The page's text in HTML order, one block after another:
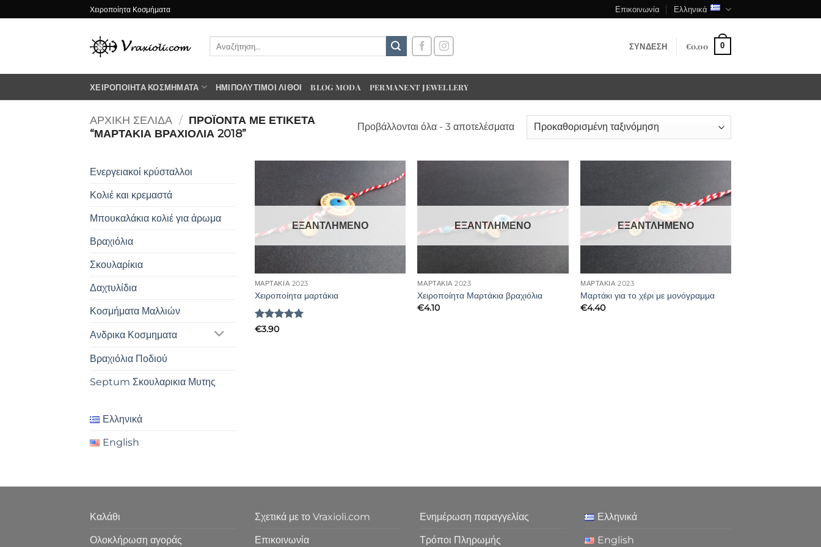
στο
Χειροποίητα Κοσμήματα Επικοινωνία Ελληνικά
ΣΎΝΔΕΣΗ €0.00 0
ΧΕΙΡΟΠΟΊΗΤΑ ΚΟΣΜΉΜΑΤΑ ΗΜΙΠΟΛΎΤΙΜΟΙ ΛΊΘΟΙ BLOG MODA PERMANENT JEWELLERY
ΑΡΧΙΚΉ ΣΕΛΊΔΑ / ΠΡΟΪΌΝΤΑ ΜΕ ΕΤΙΚΈΤΑ
“ΜΑΡΤΑΚΙΑ ΒΡΑΧΙΟΛΙΑ 2018”
Προβάλλονται όλα - 3 αποτελέσματα
Ενεργειακοί κρύσταλλοι
Κολιέ και κρεμαστά
Μπουκαλάκια κολιέ για άρωμα
Βραχιόλια
Σκουλαρίκια
Δαχτυλίδια
Κοσμήματα Μαλλιών
Ανδρικα Κοσμηματα
Βραχιόλια Ποδιού
Septum Σκουλαρικια Μυτης
Ελληνικά
English
ΕΞΑΝΤΛΗΜΈΝΟ
ΜΑΡΤΑΚΙΑ 2023
Χειροποίητα μαρτάκια
Βαθμολογήθηκε
€3.90
ΕΞΑΝΤΛΗΜΈΝΟ
ΜΑΡΤΑΚΙΑ 2023
Χειροποίητα Μαρτάκια βραχιόλια
€4.10
ΕΞΑΝΤΛΗΜΈΝΟ
ΜΑΡΤΑΚΙΑ 2023
Μαρτάκι για το χέρι με μονόγραμμα
€4.40
Καλάθι
Ολοκλήρωση αγοράς
Σχετικά με το Vraxioli.com
Επικοινωνία
Ενημέρωση παραγγελίας
Τρόποι Πληρωμής
Ελληνικά
English